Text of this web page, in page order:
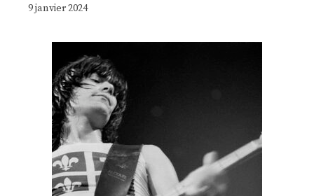
9 janvier 2024